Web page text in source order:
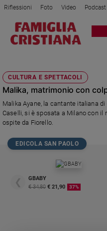
Attualità
Politica
Mondo
Economia
Legalità
e
giustizia
Sport
Papa
Riflessioni Foto Video Podcast
Privacy Policy Chi siamo
Registrati Redazione
CULTURA E SPETTACOLI
Malika, matrimonio con
Malika Ayane, la cantante italiana
Caselli, si è sposata a Milano con il
ospite da Fiorello.
EDICOLA SAN PAOLO
❮
GBABY
€ 34,80 € 21,90 37%